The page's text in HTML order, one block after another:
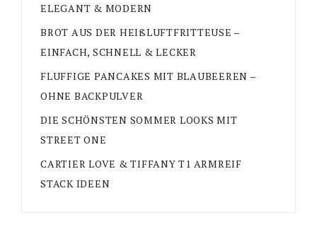
ELEGANT & MODERN
BROT AUS DER HEIßLUFTFRITTEUSE –
EINFACH, SCHNELL & LECKER
FLUFFIGE PANCAKES MIT BLAUBEEREN –
OHNE BACKPULVER
DIE SCHÖNSTEN SOMMER LOOKS MIT
STREET ONE
CARTIER LOVE & TIFFANY T1 ARMREIF
STACK IDEEN